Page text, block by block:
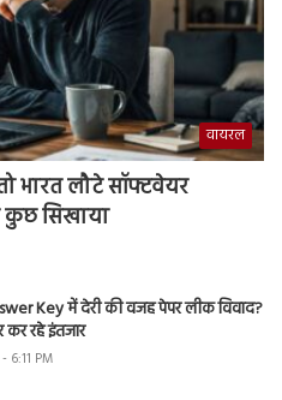
वायरल
भारत लौटे सॉफ्टवेयर
कुछ सिखाया
Key में देरी की वजह पेपर लीक विवाद?
कर रहे इंतजार
6:11 PM